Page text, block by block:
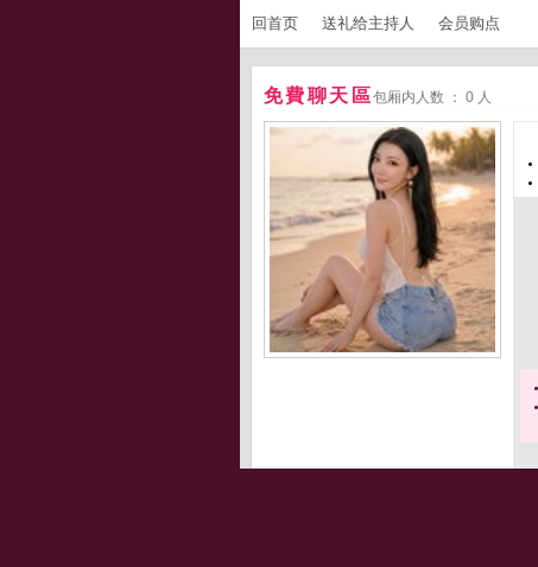
回首页 送礼给主持人 会员购点
免費聊天區包厢内人数 ： 0 人